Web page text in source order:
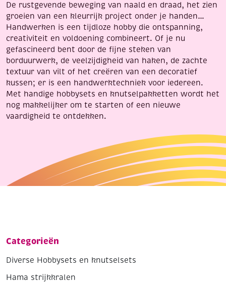
De rustgevende beweging van naald en draad, het zien
groeien van een kleurrijk project onder je handen…
Handwerken is een tijdloze hobby die ontspanning,
creativiteit en voldoening combineert. Of je nu
gefascineerd bent door de fijne steken van
borduurwerk, de veelzijdigheid van haken, de zachte
textuur van vilt of het creëren van een decoratief
kussen; er is een handwerktechniek voor iedereen.
Met handige hobbysets en knutselpakketten wordt het
nog makkelijker om te starten of een nieuwe
vaardigheid te ontdekken.
Categorieën
Diverse Hobbysets en knutselsets
Hama strijkkralen